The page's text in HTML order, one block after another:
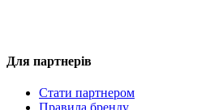
Для партнерів
Стати партнером